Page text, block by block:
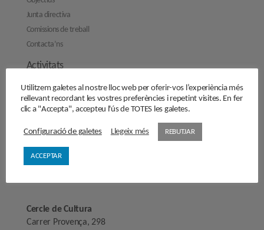
Junta directiva
Comissions de treball
Contacta’ns
Activitats
Reflexions
Opinions
Entrevistes
Fes-te’n soci/sòcia
Cercle de Cultura
Carrer Provença, 298
Utilitzem galetes al nostre lloc web per oferir-vos l’experiència més
rellevant recordant les vostres preferències i repetint visites. En fer
clic a "Accepta", accepteu l'ús de TOTES les galetes.
Configuració de galetes Llegeix més REBUTJAR
ACCEPTAR